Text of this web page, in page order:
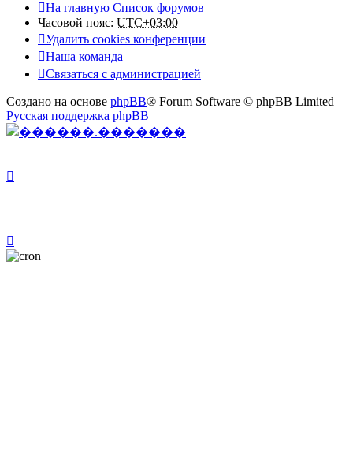
На главную Список форумов
Часовой пояс: UTC+03:00
Удалить cookies конференции
Наша команда
Связаться с администрацией
Создано на основе phpBB® Forum Software © phpBB Limited
Русская поддержка phpBB